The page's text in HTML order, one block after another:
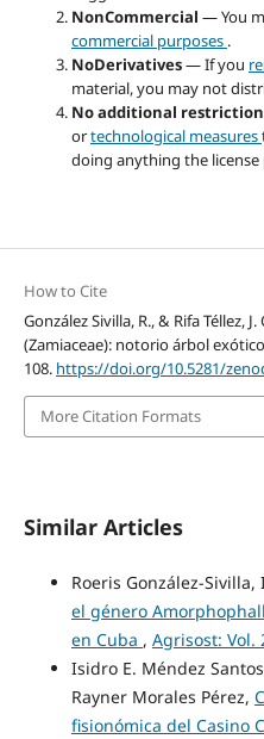
NonCommercial — You
commercial purposes .
NoDerivatives— If you
material, you may not
No additional
ortechnological measures
doing anything the license
How to Cite
González Sivilla, R., & Rifa Téllez,
(Zamiaceae): notorio árbol
108. https://doi.org/10.5281/
More Citation Formats
Similar Articles
Roeris González-
el género
en Cuba , Agrisost: Vol.
Isidro E. Méndez
Rayner Morales Pérez,
fisionómica del Casino